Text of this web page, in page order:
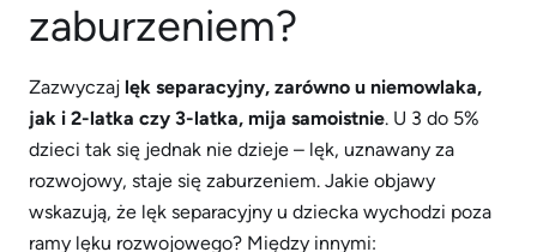
zaburzeniem?
Zazwyczaj lęk separacyjny, zarówno u niemowlaka,
jak i 2-latka czy 3-latka, mija samoistnie. U 3 do 5%
dzieci tak się jednak nie dzieje – lęk, uznawany za
rozwojowy, staje się zaburzeniem. Jakie objawy
wskazują, że lęk separacyjny u dziecka wychodzi poza
ramy lęku rozwojowego? Między innymi: